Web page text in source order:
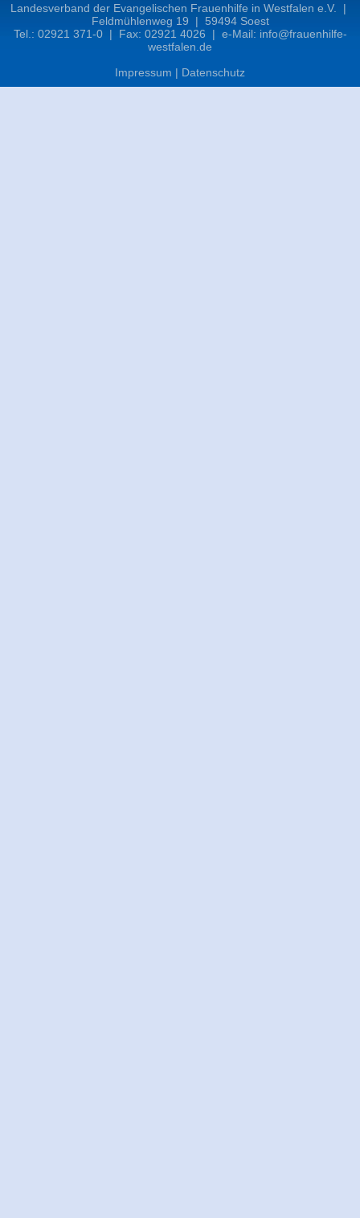
Landesverband der Evangelischen Frauenhilfe in Westfalen e.V. |
Feldmühlenweg 19 | 59494 Soest
Tel.: 02921 371-0 | Fax: 02921 4026 | e-Mail: info@frauenhilfe-
westfalen.de
Impressum | Datenschutz